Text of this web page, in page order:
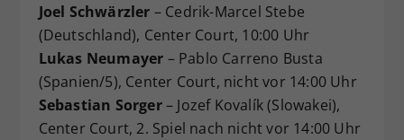
Joel Schwärzler – Cedrik-Marcel Stebe
(Deutschland), Center Court, 10:00 Uhr
Lukas Neumayer – Pablo Carreno Busta
(Spanien/5), Center Court, nicht vor 14:00 Uhr
Sebastian Sorger– Jozef Kovalík (Slowakei),
Center Court, 2. Spiel nach nicht vor 14:00 Uhr